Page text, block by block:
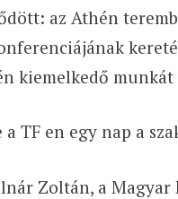
az Athén
kiemelkedő munkát
TF en egy nap a
Zoltán, a Magyar